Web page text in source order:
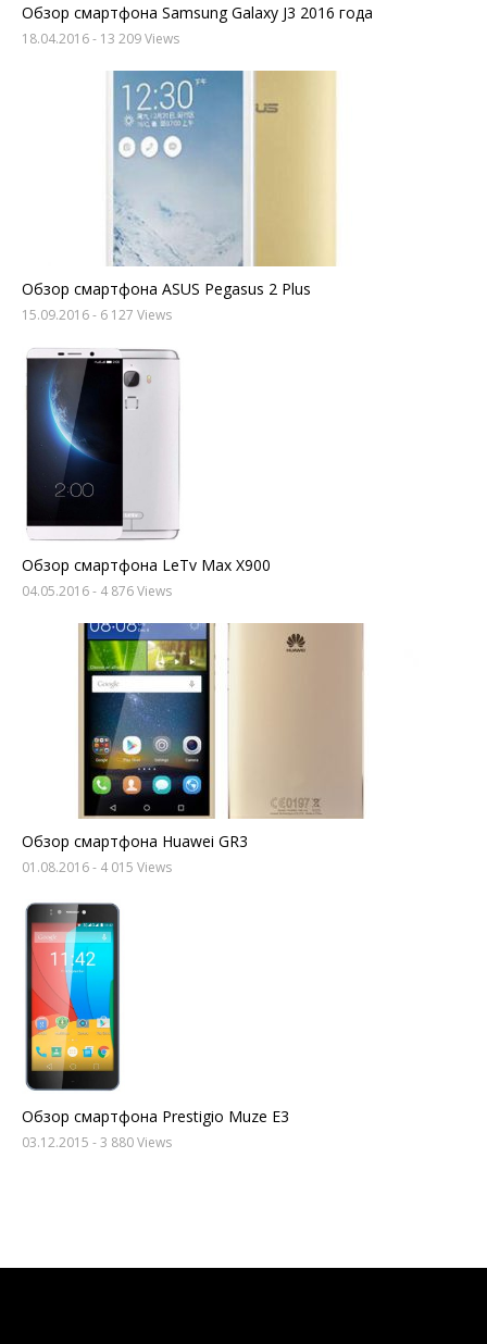
Обзор смартфона Samsung Galaxy J3 2016 года
18.04.2016- 13 209 Views
Обзор смартфона ASUS Pegasus 2 Plus
15.09.2016- 6 127 Views
Обзор смартфона LeTv Max X900
04.05.2016- 4 876 Views
Обзор смартфона Huawei GR3
01.08.2016- 4 015 Views
Обзор смартфона Prestigio Muze E3
03.12.2015 - 3 880 Views